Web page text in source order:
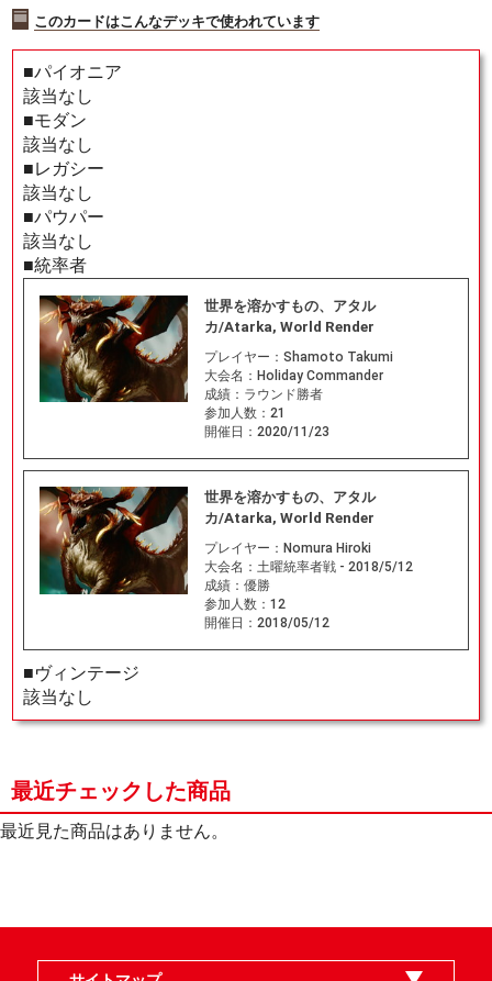
このカードはこんなデッキで使われています
■パイオニア
該当なし
■モダン
該当なし
■レガシー
該当なし
■パウパー
該当なし
■統率者
世界を溶かすもの、アタル
カ/Atarka, World Render
プレイヤー： Shamoto Takumi
大会名： Holiday Commander
成績： ラウンド勝者
参加人数： 21
開催日： 2020/11/23
世界を溶かすもの、アタル
カ/Atarka, World Render
プレイヤー： Nomura Hiroki
大会名： 土曜統率者戦 - 2018/5/12
成績： 優勝
参加人数： 12
開催日： 2018/05/12
■ヴィンテージ
該当なし
最近チェックした商品
最近見た商品はありません。